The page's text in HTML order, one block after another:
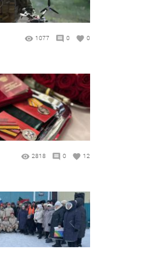
1077 0 0
2818 0 12